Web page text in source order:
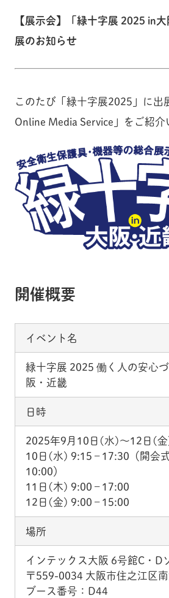
【展示会】「緑十字展 2025 in
展のお知らせ
このたび「緑十字展2025」に出
Online Media Service」をご紹介
開催概要
イベント名
緑十字展 2025 働く人の安心
阪・近畿
日時
2025年9月10日(水)～12日(
10日(水) 9:15 – 17:30（開会
10:00）
11日(木) 9:00 – 17:00
12日(金) 9:00 – 15:00
場所
インテックス大阪 6号館C・D
〒559-0034 大阪市住之江区
ブース番号：D44